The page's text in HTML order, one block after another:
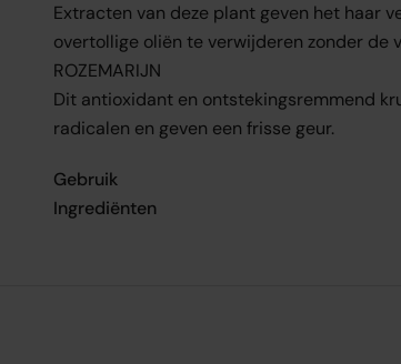
Extracten van deze plant geven het haar
overtollige oliën te verwijderen zonder de
ROZEMARIJN
Dit antioxidant en ontstekingsremmend
radicalen en geven een frisse geur.
Gebruik
Ingrediënten